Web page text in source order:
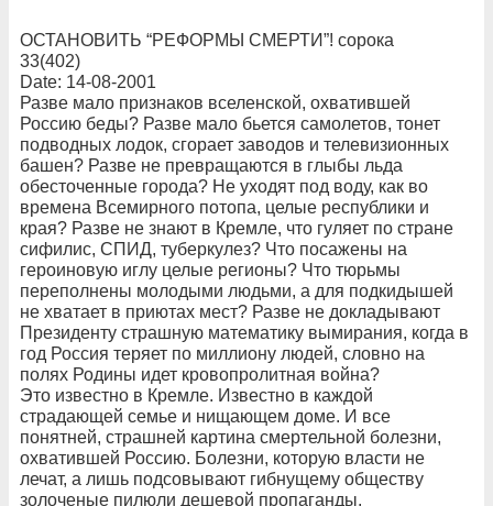
ОСТАНОВИТЬ “РЕФОРМЫ СМЕРТИ”! сорока
33(402)
Date: 14-08-2001
Разве мало признаков вселенской, охватившей
Россию беды? Разве мало бьется самолетов, тонет
подводных лодок, сгорает заводов и телевизионных
башен? Разве не превращаются в глыбы льда
обесточенные города? Не уходят под воду, как во
времена Всемирного потопа, целые республики и
края? Разве не знают в Кремле, что гуляет по стране
сифилис, СПИД, туберкулез? Что посажены на
героиновую иглу целые регионы? Что тюрьмы
переполнены молодыми людьми, а для подкидышей
не хватает в приютах мест? Разве не докладывают
Президенту страшную математику вымирания, когда в
год Россия теряет по миллиону людей, словно на
полях Родины идет кровопролитная война?
Это известно в Кремле. Известно в каждой
страдающей семье и нищающем доме. И все
понятней, страшней картина смертельной болезни,
охватившей Россию. Болезни, которую власти не
лечат, а лишь подсовывают гибнущему обществу
золоченые пилюли дешевой пропаганды.